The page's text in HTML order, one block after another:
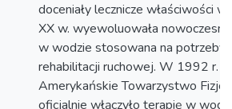
doceniały lecznicze właściwości
XX w. wyewoluowała
w wodzie stosowana na potrzeby
rehabilitacji ruchowej. W 1992 r.
Amerykańskie Towarzystwo
oficjalnie włączyło terapię w